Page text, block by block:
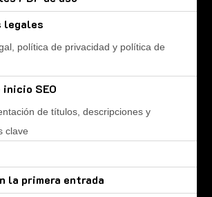
legales
política de privacidad y política de
inicio SEO
de títulos, descripciones y
clave
la primera entrada